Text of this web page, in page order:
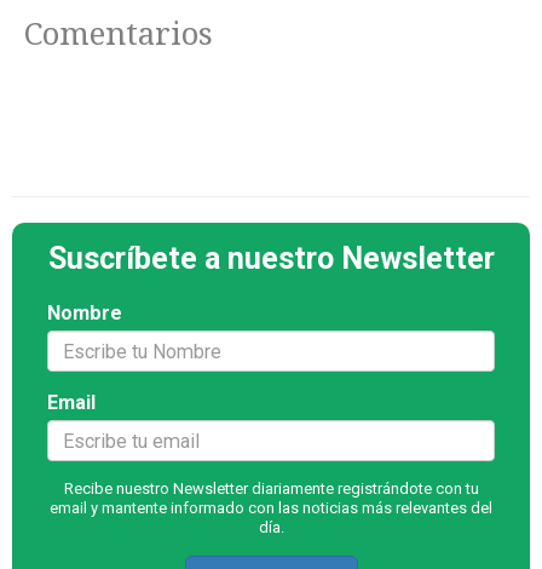
Comentarios
Suscríbete a nuestro Newsletter
Nombre
Email
Recibe nuestro Newsletter diariamente registrándote con tu
email y mantente informado con las noticias más relevantes del
día.